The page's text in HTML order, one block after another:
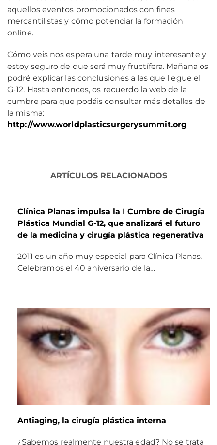
aquellos eventos promocionados con fines
mercantilistas y cómo potenciar la formación
online.
Cómo veis nos espera una tarde muy interesante y
estoy seguro de que será muy fructífera. Mañana os
podré explicar las conclusiones a las que llegue el
G-12. Hasta entonces, os recuerdo la web de la
cumbre para que podáis consultar más detalles de
la misma:
http://www.worldplasticsurgerysummit.org
ARTÍCULOS RELACIONADOS
Clínica Planas impulsa la I Cumbre de Cirugía
Plástica Mundial G-12, que analizará el futuro
de la medicina y cirugía plástica regenerativa
2011 es un año muy especial para Clínica Planas.
Celebramos el 40 aniversario de la…
Antiaging, la cirugía plástica interna
¿Sabemos realmente nuestra edad? No se trata